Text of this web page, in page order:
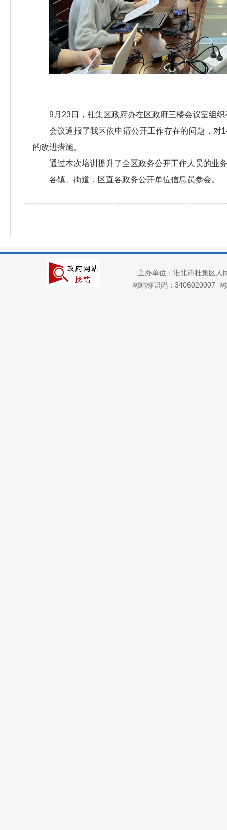
9月23日，杜集区政府办在区政府三楼会议室组
会议通报了我区依申请公开工作存在的问题，对
的改进措施。
通过本次培训提升了全区政务公开工作人员的业
各镇、街道，区直各政务公开单位信息员参会。
主办单位：淮北市杜集区
网站标识码：3406020007